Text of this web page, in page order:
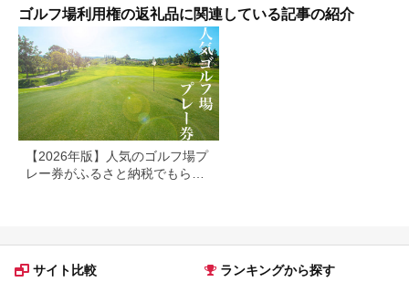
立地 ゴルフラウンド
アウトドア スポーツ
ゴルフ場利用権の返礼品に関連している記事の紹介
【2026年版】人気のゴルフ場プ
レー券がふるさと納税でもらえ
サイト比較 ランキングから探す